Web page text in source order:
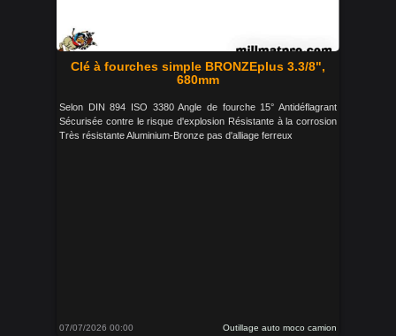
Clé à fourches simple BRONZEplus 3.3/8",
680mm
Selon DIN 894 ISO 3380 Angle de fourche 15° Antidéflagrant
Sécurisée contre le risque d'explosion Résistante à la corrosion
Très résistante Aluminium-Bronze pas d'alliage ferreux
07/07/2026 00:00 Outillage auto moco camion